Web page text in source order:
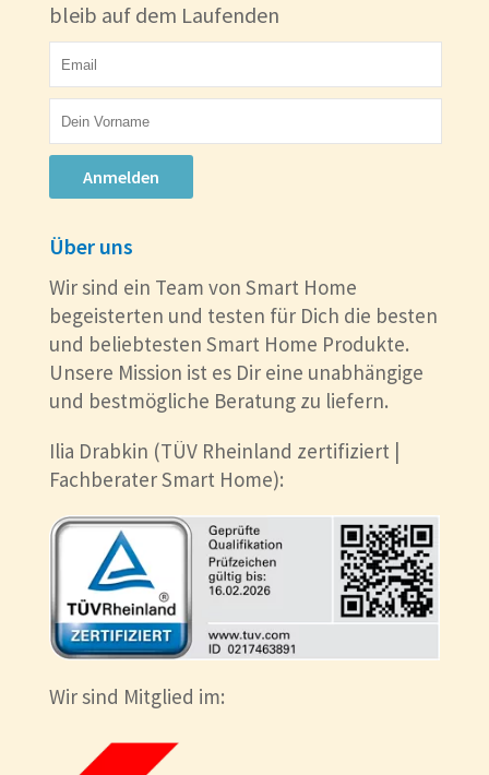
bleib auf dem Laufenden
Anmelden
Über uns
Wir sind ein Team von Smart Home
begeisterten und testen für Dich die besten
und beliebtesten Smart Home Produkte.
Unsere Mission ist es Dir eine unabhängige
und bestmögliche Beratung zu liefern.
Ilia Drabkin (TÜV Rheinland zertifiziert |
Fachberater Smart Home):
Wir sind Mitglied im: